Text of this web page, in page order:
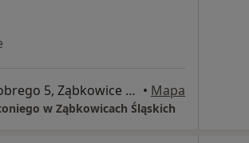
ul. Bolesława Chrobrego 5, Ząbkowice Śląskie • Mapa
w Ząbkowicach Śląskich